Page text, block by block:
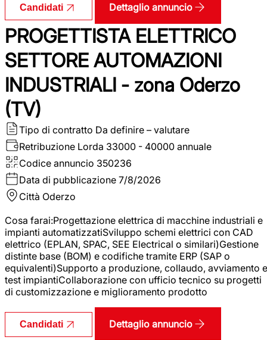
Candidati Dettaglio annuncio
PROGETTISTA ELETTRICO
SETTORE AUTOMAZIONI
INDUSTRIALI - zona Oderzo
(TV)
Tipo di contratto Da definire – valutare
Retribuzione Lorda 33000 - 40000 annuale
Codice annuncio 350236
Data di pubblicazione 7/8/2026
Città Oderzo
Cosa farai:Progettazione elettrica di macchine industriali e
impianti automatizzatiSviluppo schemi elettrici con CAD
elettrico (EPLAN, SPAC, SEE Electrical o similari)Gestione
distinte base (BOM) e codifiche tramite ERP (SAP o
equivalenti)Supporto a produzione, collaudo, avviamento e
test impiantiCollaborazione con ufficio tecnico su progetti
di customizzazione e miglioramento prodotto
Candidati Dettaglio annuncio